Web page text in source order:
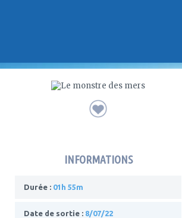
INFORMATIONS
Durée : 01h 55m
Date de sortie : 8/07/22